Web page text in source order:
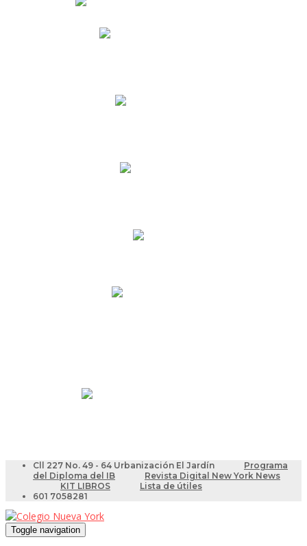
Cll 227 No. 49 - 64 Urbanización El Jardín
Programa
del Diploma del IB
Revista Digital New York News
KIT LIBROS
Lista de útiles
601 7058281
Toggle navigation